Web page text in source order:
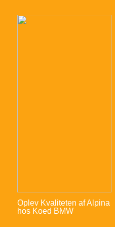
Oplev Kvaliteten af Alpina
hos Koed BMW